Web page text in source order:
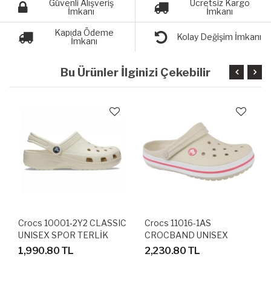
Güvenli Alışveriş
İmkanı
Ücretsiz Kargo
İmkanı
Kapıda Ödeme
İmkanı
Kolay Değişim İmkanı
Bu Ürünler İlginizi Çekebilir
Crocs 10001-2Y2 CLASSIC
UNISEX SPOR TERLİK
SANDALET
1,990.80 TL
Crocs 11016-1AS
CROCBAND UNISEX
SANDALET TERLİK
2,230.80 TL